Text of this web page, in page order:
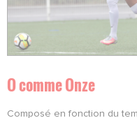
O comme Onze
Composé en fonction du